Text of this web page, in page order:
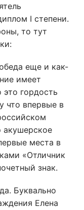
I степени.
то тут
еще и как-
имеет
гордость
что впервые в
акушерское
места в
«Отличник
знак.
Буквально
Елена